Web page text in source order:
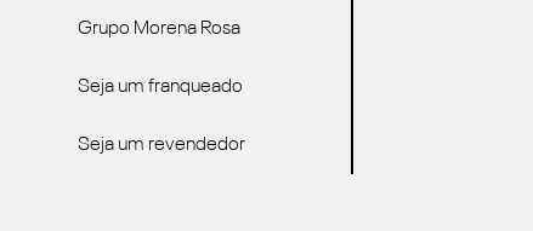
Grupo Morena Rosa
Seja um franqueado
Seja um revendedor